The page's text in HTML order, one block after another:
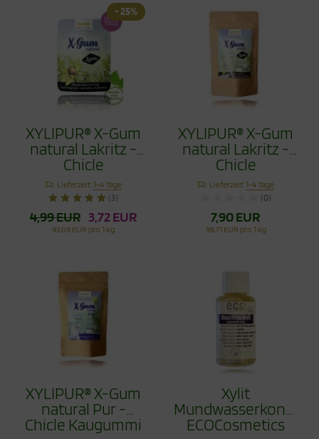
XYLIPUR® X-Gum
natural Lakritz -
Chicle
Zahnpflegekaugummi
40g
Lieferzeit:1-4 Tage
(3)
4,99 EUR 3,72 EUR
- 25%
93,09 EUR pro 1 kg
XYLIPUR® X-Gum
natural Lakritz -
Chicle
80g
Lieferzeit:1-4 Tage
(0)
7,90 EUR
98,71 EUR pro 1 kg
XYLIPUR® X-Gum
natural Pur -
Chicle Kaugummi
Xylit
ECOCosmetics